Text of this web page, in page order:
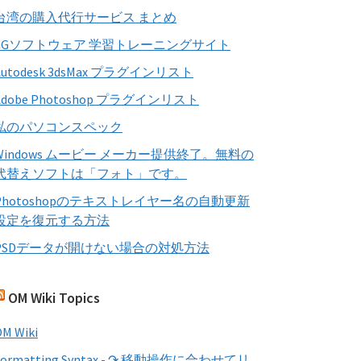
湾の購入代行サービス まとめ
ソフトウェア 学習トレーニングサイト
3dsMax プラグインリスト
Photoshop プラグインリスト
のパソコンスペック
ムービー メーカー提供終了。無料の
替えソフトは「フォト」です。
のテキストレイヤー名の自動更新
定を復元する方法
データが開けない場合の対処方法
OM Wiki Topics
Wiki